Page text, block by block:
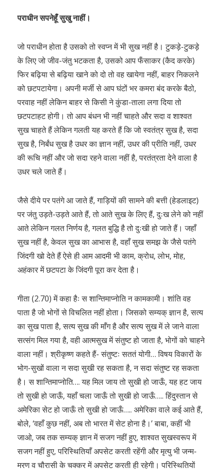
पराधीन सपनेहूँ सुखु नाहीं।
जो पराधीन होता है उसको तो स्वप्न में भी सुख नहीं है। टुकड़े-टुकड़े
के लिए जो जीव-जंतु भटकता है, उसको आप फँसाकर (कैद करके)
फिर बढ़िया से बढ़िया खाने को दो तो वह खायेगा नहीं, बाहर निकलने
को छटपटायेगा। अपनी मर्जी से आप घंटों भर कमरा बंद करके बैठो,
परवाह नहीं लेकिन बाहर से किसी ने कुंडा-ताला लगा दिया तो
छटपटाहट होगी। तो आप बंधन भी नहीं चाहते और सदा व शाश्वत
सुख चाहते हैं लेकिन गलती यह करते हैं कि जो स्वतंत्र सुख है, सदा
सुख है, निर्बंध सुख है उधर का ज्ञान नहीं, उधर की प्रीति नहीं, उधर
की रूचि नहीं और जो सदा रहने वाला नहीं है, परतंत्रता देने वाला है
उधर चले जाते हैं।
जैसे दीये पर पतंगे आ जाते हैं, गाड़ियों की सामने की बत्ती (हेडलाइट)
पर जंतु उड़ते-उड़ते आते हैं, तो आते सुख के लिए हैं, दुःख लेने को नहीं
आते लेकिन गलत निर्णय है, गलत बुद्धि है तो दुःखी हो जाते हैं। जहाँ
सुख नहीं है, केवल सुख का आभास है, वहाँ सुख समझ के जैसे पतंगे
जिंदगी खो देते हैं ऐसे ही आम आदमी भी काम, क्रोध, लोभ, मोह,
अहंकार में छटपटा के जिंदगी पूरा कर देता है।
गीता (2.70) में कहा हैः स शान्तिमाप्नोति न कामकामी। शांति वह
पाता है जो भोगों से विचलित नहीं होता। जिसको सम्यक् ज्ञान है, सत्य
का सुख पाता है, सत्य सुख की माँग है और सत्य सुख में ले जाने वाला
सत्संग मिल गया है, वही आत्मसुख में संतुष्ट हो जाता है, भोगों को चाहने
वाला नहीं। श्रीकृष्ण कहते हैं- संतुष्टः सततं योगी… विषय विकारों के
भोग-सुखों वाला न सदा सुखी रह सकता है, न सदा संतुष्ट रह सकता
है। स शान्तिमाप्नोति…. यह मिल जाय तो सुखी हो जाऊँ, यह हट जाय
तो सुखी हो जाऊँ, यहाँ चला जाऊँ तो सुखी हो जाऊँ….. हिंदुस्तान से
अमेरिका सेट हो जाऊँ तो सुखी हो जाऊँ….. अमेरिका वाले कई आते हैं,
बोले, ‘वहाँ कुछ नहीं, अब तो भारत में सेट होना है।’ बाबा, कहीं भी
जाओ, जब तक सम्यक् ज्ञान में सजग नहीं हुए, शाश्वत सुखस्वरूप में
सजग नहीं हुए, परिस्थितियाँ अपसेट करती रहेंगी और मृत्यु भी जन्म-
मरण व चौरासी के चक्कर में अपसेट करती ही रहेगी। परिस्थितियों